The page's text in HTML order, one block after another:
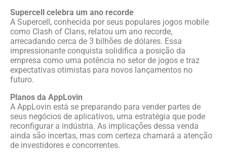
Supercell celebra um ano recorde
A Supercell, conhecida por seus populares jogos mobile
como Clash of Clans, relatou um ano recorde,
arrecadando cerca de 3 bilhões de dólares. Essa
impressionante conquista solidifica a posição da
empresa como uma potência no setor de jogos e traz
expectativas otimistas para novos lançamentos no
futuro.
Planos da AppLovin
A AppLovin está se preparando para vender partes de
seus negócios de aplicativos, uma estratégia que pode
reconfigurar a indústria. As implicações dessa venda
ainda são incertas, mas com certeza chamará a atenção
de investidores e concorrentes.